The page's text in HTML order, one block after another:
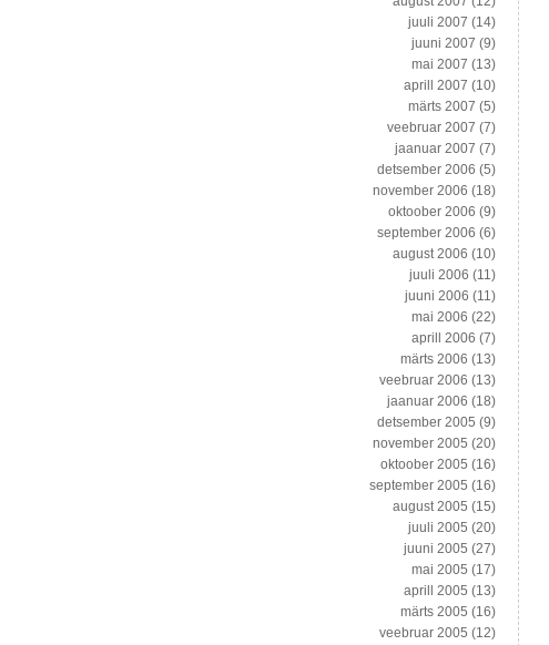
juuli 2007 (14)
juuni 2007 (9)
mai 2007 (13)
aprill 2007 (10)
märts 2007 (5)
veebruar 2007 (7)
jaanuar 2007 (7)
detsember 2006 (5)
november 2006 (18)
oktoober 2006 (9)
september 2006 (6)
august 2006 (10)
juuli 2006 (11)
juuni 2006 (11)
mai 2006 (22)
aprill 2006 (7)
märts 2006 (13)
veebruar 2006 (13)
jaanuar 2006 (18)
detsember 2005 (9)
november 2005 (20)
oktoober 2005 (16)
september 2005 (16)
august 2005 (15)
juuli 2005 (20)
juuni 2005 (27)
mai 2005 (17)
aprill 2005 (13)
märts 2005 (16)
veebruar 2005 (12)